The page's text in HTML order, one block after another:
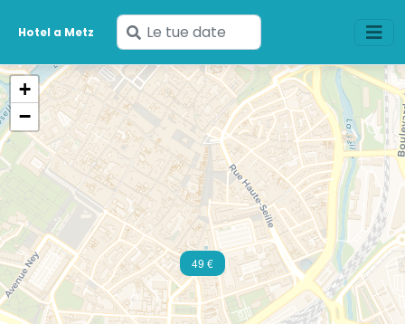
Hotel a Metz
Inserisci
le
tue
date
49 €
+
−